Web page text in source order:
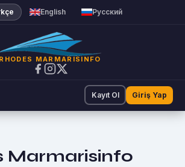
English Русский
RHODES MARMARISINFO
Kayıt Ol Giriş Yap
Marmarisinfo